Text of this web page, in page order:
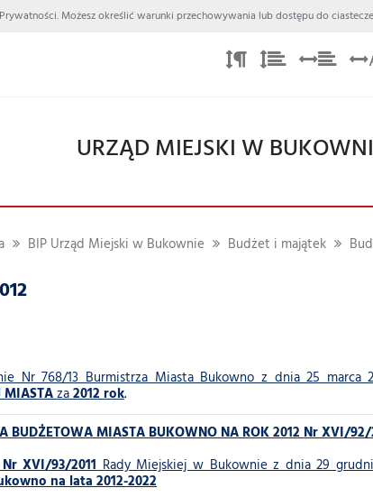
Możesz określić warunki przechowywania lub dostępu do
URZĄD MIEJSKI W
BIP Urząd Miejski w Bukownie Budżet i majątek
Nr 768/13 Burmistrza Miasta Bukowno z dnia 25
MIASTAza2012 rok.
BUDŻETOWA MIASTA BUKOWNO NA ROK 2012 Nr XVI/
XVI/93/2011Rady Miejskiej w Bukownie z dnia 29
na lata 2012-2022